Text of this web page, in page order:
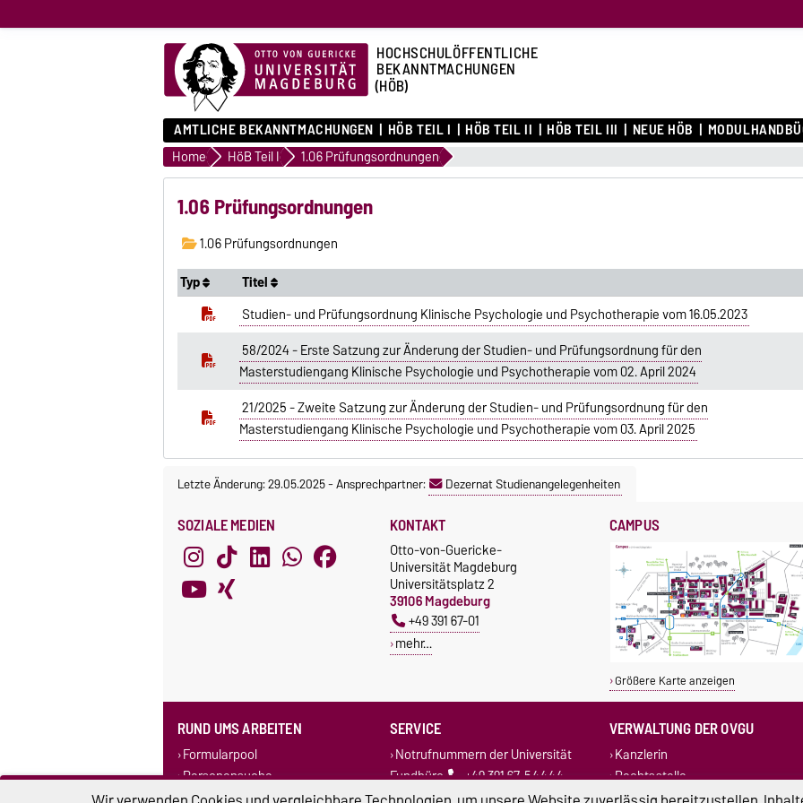
HOCHSCHULÖFFENTLICHE
BEKANNTMACHUNGEN
(HÖB)
AMTLICHE BEKANNTMACHUNGEN HÖB TEIL I HÖB TEIL II HÖB TEIL III NEUE HÖB
Home HöB Teil I 1.06 Prüfungsordnungen
1.06 Prüfungsordnungen
1.06 Prüfungsordnungen
Typ
Titel
Studien- und Prüfungsordnung Klinische Psychologie und Psychotherapie vom 16.05.2023
58/2024 - Erste Satzung zur Änderung der Studien- und Prüfungsordnung für den
Masterstudiengang Klinische Psychologie und Psychotherapie vom 02. April 2024
21/2025 - Zweite Satzung zur Änderung der Studien- und Prüfungsordnung für den
Masterstudiengang Klinische Psychologie und Psychotherapie vom 03. April 2025
Letzte Änderung: 29.05.2025-Ansprechpartner: Dezernat Studienangelegenheiten
SOZIALE MEDIEN KONTAKT
Otto-von-Guericke-
Universität Magdeburg
Universitätsplatz 2
39106 Magdeburg
+49 391 67-01
mehr…
CAMPUS
Größere Karte anzeigen
RUND UMS ARBEITEN
Formularpool
Personensuche
Corporate Design
SERVICE
Notrufnummern der Universität
Fundbüro
+49 391 67-54444
VERWALTUNG DER OVGU
Kanzlerin
Rechtsstelle
Dezernate